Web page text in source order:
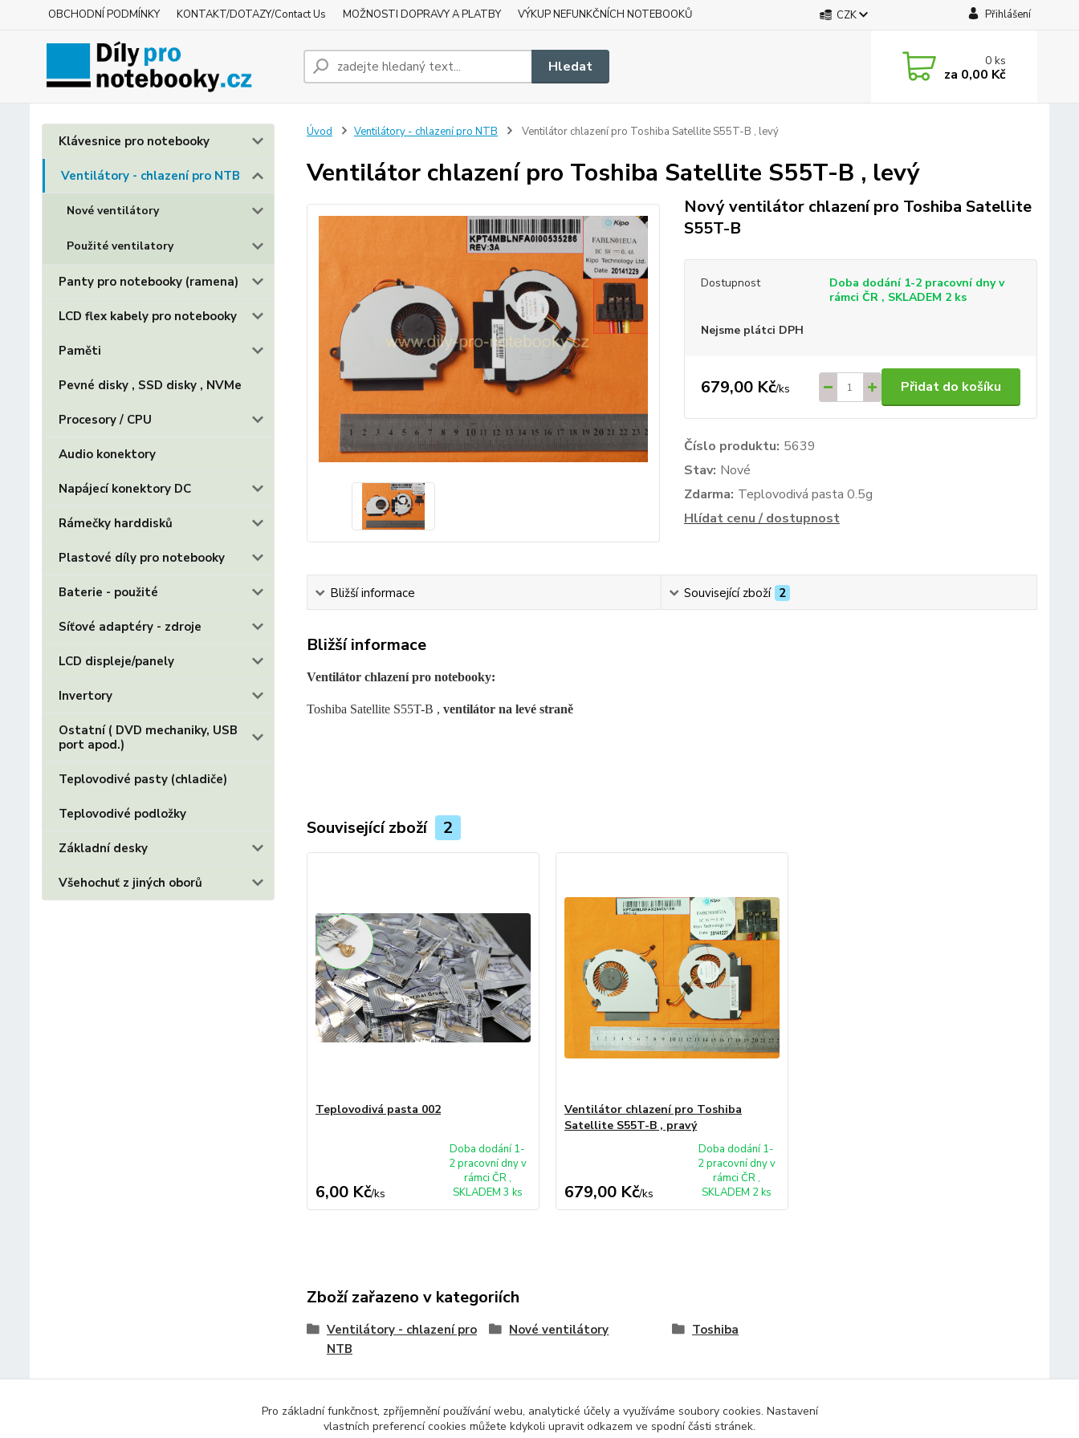
OBCHODNÍ PODMÍNKY KONTAKT/DOTAZY/Contact Us MOŽNOSTI DOPRAVY A PLATBY VÝKUP NEFUNKČNÍCH NOTEBOOKŮ CZK Přihlášení
Hledat 0ks
za 0,00 Kč
Klávesnice pro notebooky
Ventilátory - chlazení pro NTB
Nové ventilátory
Použité ventilatory
Panty pro notebooky (ramena)
LCD flex kabely pro notebooky
Paměti
Pevné disky , SSD disky , NVMe
Procesory / CPU
Audio konektory
Napájecí konektory DC
Rámečky harddisků
Plastové díly pro notebooky
Baterie - použité
Síťové adaptéry - zdroje
LCD displeje/panely
Invertory
Ostatní ( DVD mechaniky, USB
port apod.)
Teplovodivé pasty (chladiče)
Teplovodivé podložky
Základní desky
Všehochuť z jiných oborů
Úvod Ventilátory - chlazení pro NTB Ventilátor chlazení pro Toshiba Satellite S55T-B , levý
Ventilátor chlazení pro Toshiba Satellite S55T-B , levý
Nový ventilátor chlazení pro Toshiba Satellite
S55T-B
Dostupnost
Doba dodání 1-2 pracovní dny v
rámci ČR , SKLADEM 2 ks
Nejsme plátci DPH
679,00 Kč/ks Přidat do košíku
Číslo produktu: 5639
Stav: Nové
Zdarma: Teplovodivá pasta 0.5g
Hlídat cenu / dostupnost
Bližší informace Související zboží 2
Bližší informace
Ventilátor chlazení pro notebooky:
Toshiba Satellite S55T-B , ventilátor na levé straně
Související zboží 2
Teplovodivá pasta 002
6,00 Kč/ks
Doba dodání 1-
2 pracovní dny v
rámci ČR ,
SKLADEM 3 ks
Ventilátor chlazení pro Toshiba
Satellite S55T-B , pravý
679,00 Kč/ks
Doba dodání 1-
2 pracovní dny v
rámci ČR ,
SKLADEM 2 ks
Zboží zařazeno v kategoriích
Ventilátory - chlazení pro
NTB
Nové ventilátory Toshiba
Pro základní funkčnost, zpříjemnění používání webu, analytické účely a využíváme soubory cookies. Nastavení
vlastních preferencí cookies můžete kdykoli upravit odkazem ve spodní části stránek.